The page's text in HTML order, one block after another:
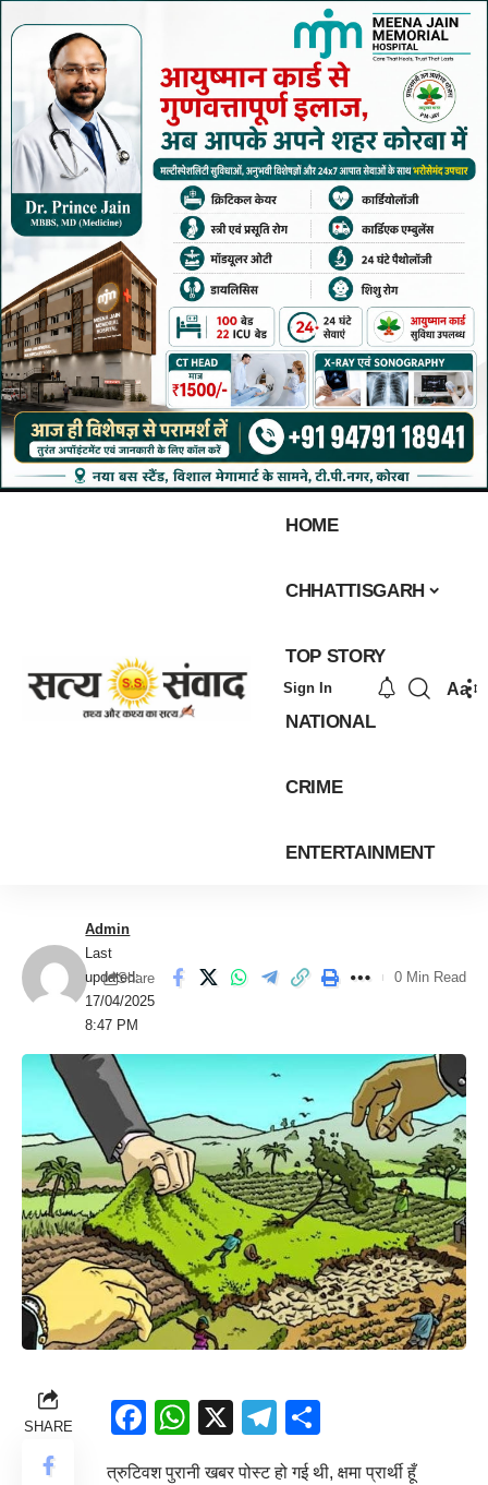
HOME
CHHATTISGARH
TOP STORY
NATIONAL
CRIME
ENTERTAINMENT
Sign In Aa
Last
updated:
17/04/2025
8:47 PM
Admin
Share 0 Min Read
SHARE Facebook
WhatsApp
X Telegram
त्रुटिवश पुरानी खबर पोस्ट हो गई थी, क्षमा प्रार्थी हूँ